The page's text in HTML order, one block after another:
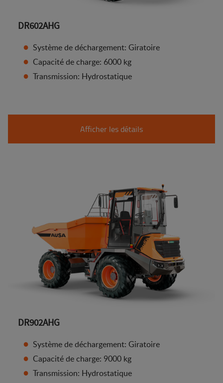
DR602AHG
Système de déchargement: Giratoire
Capacité de charge: 6000 kg
Transmission: Hydrostatique
Afficher les détails
DR902AHG
Système de déchargement: Giratoire
Capacité de charge: 9000 kg
Transmission: Hydrostatique